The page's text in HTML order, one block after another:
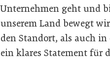
Unternehmen geht und
unserem Land bewegt
den Standort, als auch
ein klares Statement für